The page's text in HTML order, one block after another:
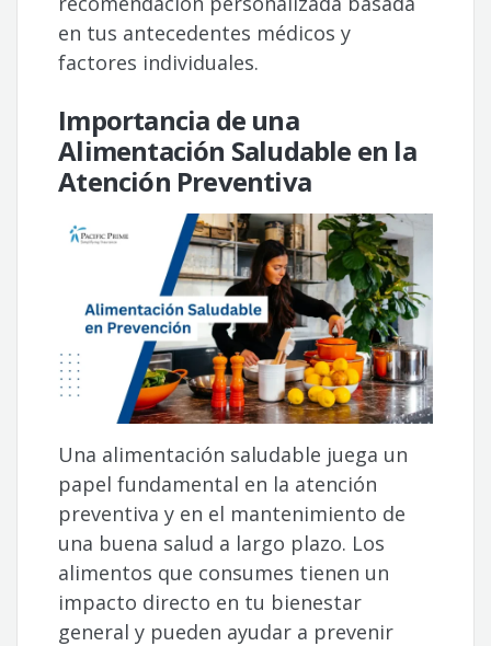
en tus antecedentes médicos y
factores individuales.
Importancia de una
Alimentación Saludable en la
Atención Preventiva
Una alimentación saludable juega un
papel fundamental en la atención
preventiva y en el mantenimiento de
una buena salud a largo plazo. Los
alimentos que consumes tienen un
impacto directo en tu bienestar
general y pueden ayudar a prevenir